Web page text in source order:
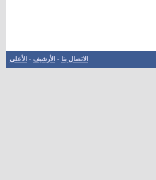
الاتصال بنا - الأرشيف - الأعلى